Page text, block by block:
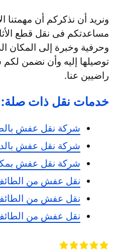
ونريد أن نذكركم أن مهمتنا
مساعدتكم فى نقل قطع
وحرفية وخبرة إلى المكان
توصيلها إليه وأن نضمن لكم
راضيين عنا.
خدمات نقل ذات صلة:
شركة نقل عفش
شركة نقل عفش
شركة نقل عفش
نقل عفش من
نقل عفش من
نقل عفش من